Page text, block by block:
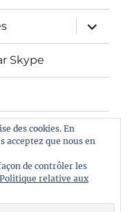
ouvrir
le
sous-
Skype
– Sophrologie –
clinicienne du
des cookies. En
acceptez que nous en
de contrôler les
Politique relative aux